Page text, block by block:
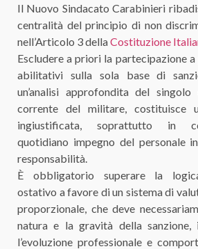
Il Nuovo Sindacato Carabinieri
centralità del principio di non
nell’Articolo 3 dellaCostituzione
Escludere a priori la partecipazione
abilitativi sulla sola base di
un’analisi approfondita del
corrente del militare, costituisce
ingiustificata, soprattutto in
quotidiano impegno del personale
responsabilità.
È obbligatorio superare la logica
ostativo a favore di un sistema di
proporzionale, che deve
natura e la gravità della sanzione,
l’evoluzione professionale e